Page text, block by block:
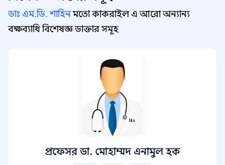
ডাঃ এম.ডি. শাহিনমতো কাকরাইল এ আরো অন্যান্য
বক্ষব্যাধি বিশেষজ্ঞ ডাক্তার সমূহ
প্রফেসর ডা. মোহাম্মদ এনামুল হক